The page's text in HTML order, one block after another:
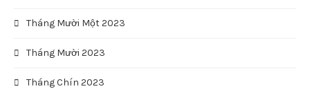
Tháng Mười Một 2023
Tháng Mười 2023
Tháng Chín 2023